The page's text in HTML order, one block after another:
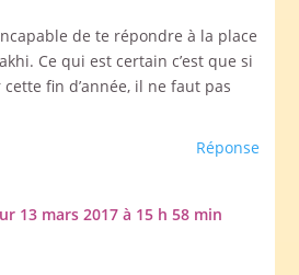
de te répondre à la place
Ce qui est certain c’est que si
cette fin d’année, il ne faut pas
Réponse
13 mars 2017 à 15 h 58 min